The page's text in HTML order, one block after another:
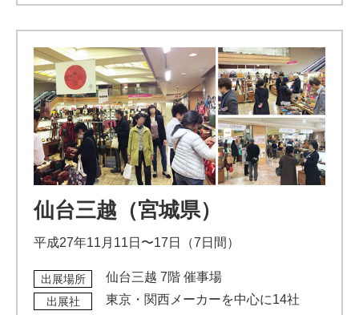
仙台三越（宮城県）
平成27年11月11日〜17日（7日間）
出展場所 仙台三越 7階 催事場
出展社 東京・関西メーカーを中心に14社